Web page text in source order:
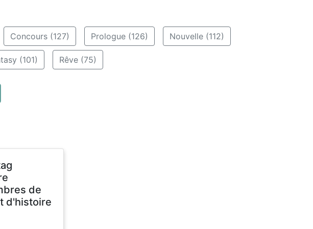
Concours (127) Prologue (126) Nouvelle (112)
(101) Rêve (75)
de
d'histoire